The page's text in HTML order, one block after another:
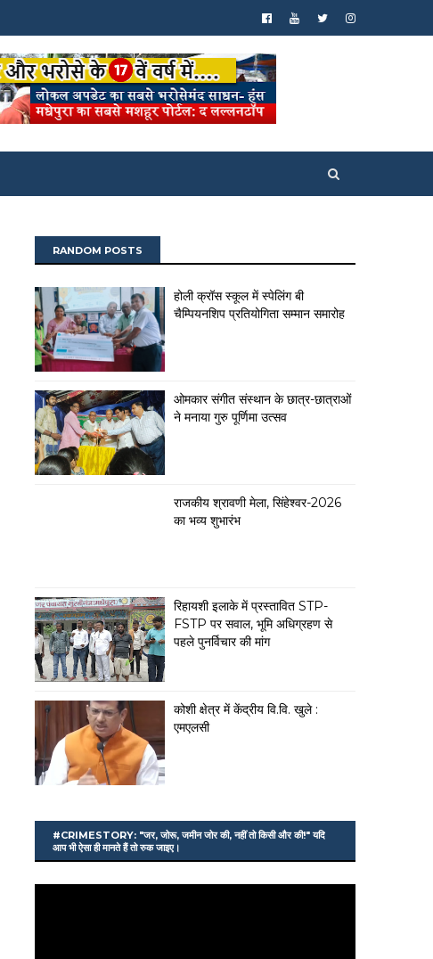
RANDOM POSTS
होली क्रॉस स्कूल में स्पेलिंग बी
चैम्पियनशिप प्रतियोगिता सम्मान समारोह
ओमकार संगीत संस्थान के छात्र-छात्राओं
ने मनाया गुरु पूर्णिमा उत्सव
राजकीय श्रावणी मेला, सिंहेश्वर-2026
का भव्य शुभारंभ
रिहायशी इलाके में प्रस्तावित STP-
FSTP पर सवाल, भूमि अधिग्रहण से
पहले पुनर्विचार की मांग
कोशी क्षेत्र में केंद्रीय वि.वि. खुले :
एमएलसी
#CRIMESTORY: "जर, जोरू, जमीन जोर की, नहीं तो किसी और की!" यदि
आप भी ऐसा ही मानते हैं तो रुक जाइए।